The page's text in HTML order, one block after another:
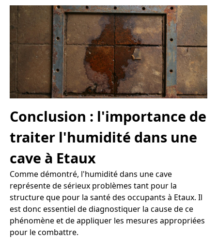
Conclusion : l'importance de
traiter l'humidité dans une
cave à Etaux
Comme démontré, l'humidité dans une cave
représente de sérieux problèmes tant pour la
structure que pour la santé des occupants à Etaux. Il
est donc essentiel de diagnostiquer la cause de ce
phénomène et de appliquer les mesures appropriées
pour le combattre.